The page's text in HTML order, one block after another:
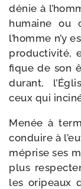
dénie à
humaine ou
l’homme n’y
pro­duc­ti­vi­té,
fique de son
durant,
ceux qui
Menée à
conduire à
méprise ses
plus
les ori­peaux